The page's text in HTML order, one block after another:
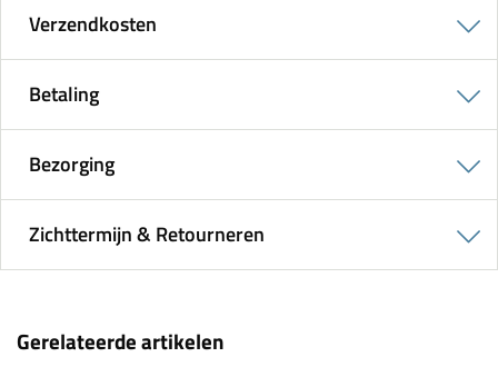
Verzendkosten
Betaling
Bezorging
Zichttermijn & Retourneren
Gerelateerde artikelen